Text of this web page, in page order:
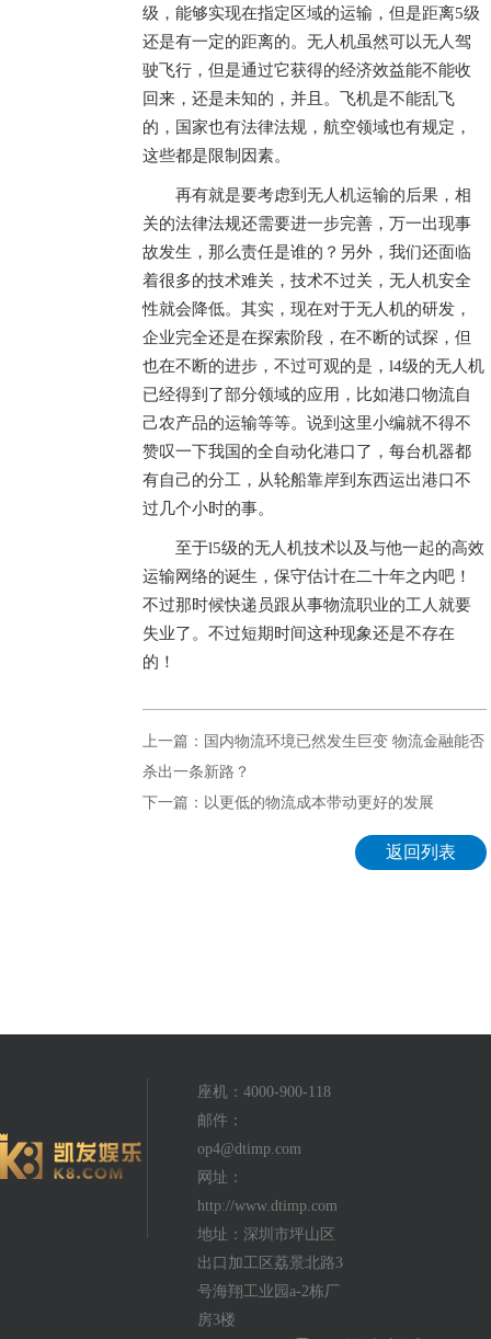
级，能够实现在指定区域的运输，但是距离5级
还是有一定的距离的。无人机虽然可以无人驾
驶飞行，但是通过它获得的经济效益能不能收
回来，还是未知的，并且。飞机是不能乱飞
的，国家也有法律法规，航空领域也有规定，
这些都是限制因素。
再有就是要考虑到无人机运输的后果，相
关的法律法规还需要进一步完善，万一出现事
故发生，那么责任是谁的？另外，我们还面临
着很多的技术难关，技术不过关，无人机安全
性就会降低。其实，现在对于无人机的研发，
企业完全还是在探索阶段，在不断的试探，但
也在不断的进步，不过可观的是，l4级的无人机
已经得到了部分领域的应用，比如港口物流自
己农产品的运输等等。说到这里小编就不得不
赞叹一下我国的全自动化港口了，每台机器都
有自己的分工，从轮船靠岸到东西运出港口不
过几个小时的事。
至于l5级的无人机技术以及与他一起的高效
运输网络的诞生，保守估计在二十年之内吧！
不过那时候快递员跟从事物流职业的工人就要
失业了。不过短期时间这种现象还是不存在
的！
上一篇：国内物流环境已然发生巨变 物流金融能否
杀出一条新路？
下一篇：以更低的物流成本带动更好的发展
返回列表
座机：4000-900-118
邮件：
op4@dtimp.com
网址：
http://www.dtimp.com
地址：深圳市坪山区
出口加工区荔景北路3
号海翔工业园a-2栋厂
房3楼